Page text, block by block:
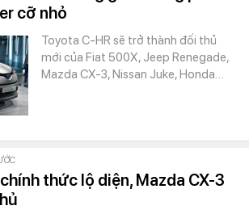
cỡ nhỏ
Toyota C-HR sẽ trở thành đối thủ
mới của Fiat 500X, Jeep Renegade,
Mazda CX-3, Nissan Juke, Honda…
thức lộ diện, Mazda CX-3